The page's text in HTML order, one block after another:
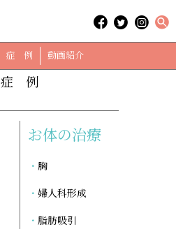
症 例 動画紹介
case
症 例
お体の治療
胸
婦人科形成
脂肪吸引